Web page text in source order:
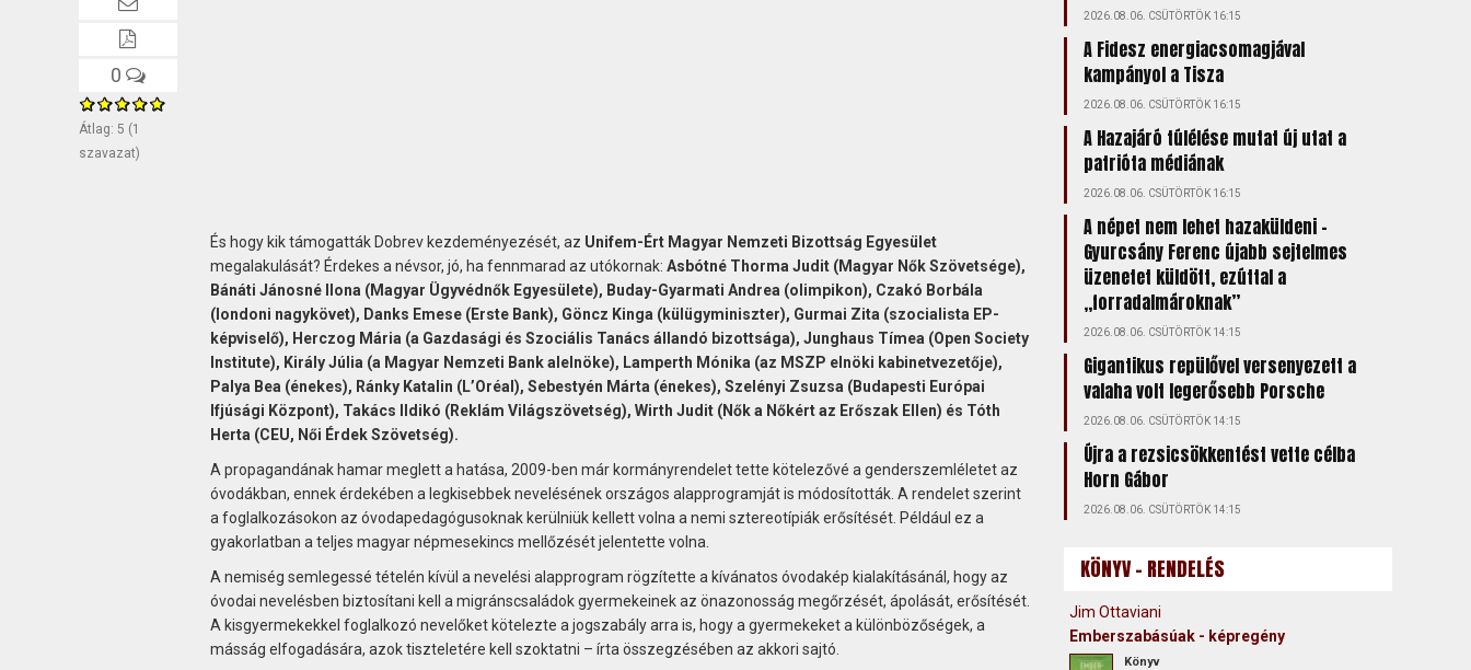
0
Átlag: 5 (1
szavazat)
És hogy kik támogatták Dobrev kezdeményezését, az Unifem-Ért Magyar Nemzeti Bizottság Egyesület
megalakulását? Érdekes a névsor, jó, ha fennmarad az utókornak: Asbótné Thorma Judit (Magyar Nők Szövetsége),
Bánáti Jánosné Ilona (Magyar Ügyvédnők Egyesülete), Buday-Gyarmati Andrea (olimpikon), Czakó Borbála
(londoni nagykövet), Danks Emese (Erste Bank), Göncz Kinga (külügyminiszter), Gurmai Zita (szocialista EP-
képviselő), Herczog Mária (a Gazdasági és Szociális Tanács állandó bizottsága), Junghaus Tímea (Open Society
Institute), Király Júlia (a Magyar Nemzeti Bank alelnöke), Lamperth Mónika (az MSZP elnöki kabinetvezetője),
Palya Bea (énekes), Ránky Katalin (L’Oréal), Sebestyén Márta (énekes), Szelényi Zsuzsa (Budapesti Európai
Ifjúsági Központ), Takács Ildikó (Reklám Világszövetség), Wirth Judit (Nők a Nőkért az Erőszak Ellen) és Tóth
Herta (CEU, Női Érdek Szövetség).
A propagandának hamar meglett a hatása, 2009-ben már kormányrendelet tette kötelezővé a genderszemléletet az
óvodákban, ennek érdekében a legkisebbek nevelésének országos alapprogramját is módosították. A rendelet szerint
a foglalkozásokon az óvodapedagógusoknak kerülniük kellett volna a nemi sztereotípiák erősítését. Például ez a
gyakorlatban a teljes magyar népmesekincs mellőzését jelentette volna.
A nemiség semlegessé tételén kívül a nevelési alapprogram rögzítette a kívánatos óvodakép kialakításánál, hogy az
óvodai nevelésben biztosítani kell a migránscsaládok gyermekeinek az önazonosság megőrzését, ápolását, erősítését.
A kisgyermekekkel foglalkozó nevelőket kötelezte a jogszabály arra is, hogy a gyermekeket a különbözőségek, a
másság elfogadására, azok tiszteletére kell szoktatni – írta összegzésében az akkori sajtó.
2026.08.06. CSÜTÖRTÖK 16:15
A Fidesz energiacsomagjával
kampányol a Tisza
2026.08.06. CSÜTÖRTÖK 16:15
A Hazajáró túlélése mutat új utat a
patrióta médiának
2026.08.06. CSÜTÖRTÖK 16:15
A népet nem lehet hazaküldeni –
Gyurcsány Ferenc újabb sejtelmes
üzenetet küldött, ezúttal a
„forradalmároknak”
2026.08.06. CSÜTÖRTÖK 14:15
Gigantikus repülővel versenyezett a
valaha volt legerősebb Porsche
2026.08.06. CSÜTÖRTÖK 14:15
Újra a rezsicsökkentést vette célba
Horn Gábor
2026.08.06. CSÜTÖRTÖK 14:15
KÖNYV - RENDELÉS
Jim Ottaviani
Emberszabásúak - képregény
Könyv